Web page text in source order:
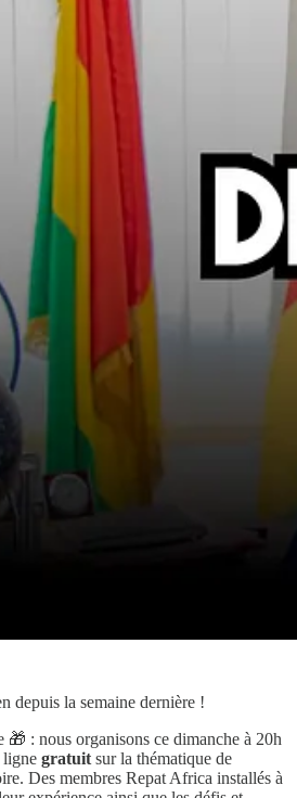
depuis la semaine dernière !
🎁 : nous organisons ce dimanche à 20h
ligne gratuit sur la thématique de
Des membres Repat Africa installés à